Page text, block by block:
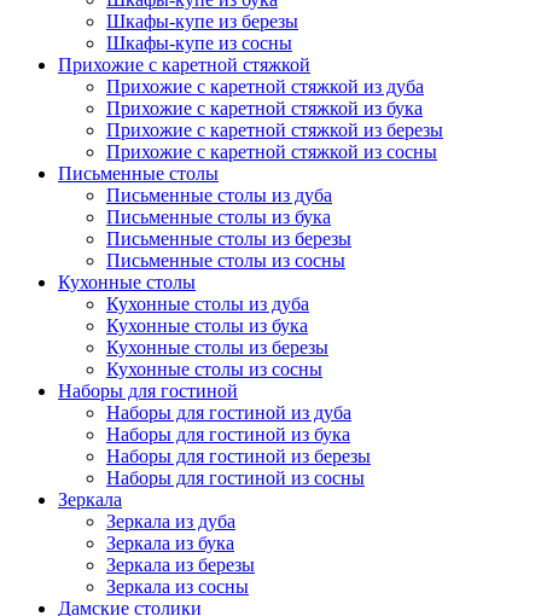
Шкафы-купе из березы
Шкафы-купе из сосны
Прихожие с каретной стяжкой
Прихожие с каретной стяжкой из дуба
Прихожие с каретной стяжкой из бука
Прихожие с каретной стяжкой из березы
Прихожие с каретной стяжкой из сосны
Письменные столы
Письменные столы из дуба
Письменные столы из бука
Письменные столы из березы
Письменные столы из сосны
Кухонные столы
Кухонные столы из дуба
Кухонные столы из бука
Кухонные столы из березы
Кухонные столы из сосны
Наборы для гостиной
Наборы для гостиной из дуба
Наборы для гостиной из бука
Наборы для гостиной из березы
Наборы для гостиной из сосны
Зеркала
Зеркала из дуба
Зеркала из бука
Зеркала из березы
Зеркала из сосны
Дамские столики